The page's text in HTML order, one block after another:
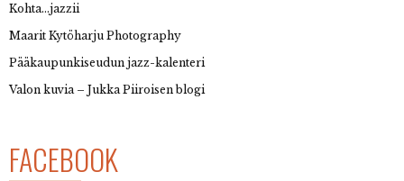
Kohta…jazzii
Maarit Kytöharju Photography
Pääkaupunkiseudun jazz-kalenteri
Valon kuvia – Jukka Piiroisen blogi
FACEBOOK